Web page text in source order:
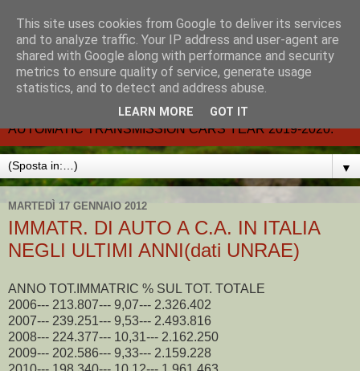
CARMATIC-®-All about
automatic cars.
Dal 2002- email.-marcvent@inwind.it.- NEW BOOK-
AUTOMATIC TRANSMISSION CARS YEAR 2019-2020.
▼
MARTEDÌ 17 GENNAIO 2012
IMMATR. DI AUTO A C.A. IN ITALIA
NEGLI ULTIMI ANNI(dati UNRAE)
ANNO TOT.IMMATRIC % SUL TOT. TOTALE
2006--- 213.807--- 9,07--- 2.326.402
2007--- 239.251--- 9,53--- 2.493.816
2008--- 224.377--- 10,31--- 2.162.250
2009--- 202.586--- 9,33--- 2.159.228
This site uses cookies from Google to deliver its services
and to analyze traffic. Your IP address and user-agent are
shared with Google along with performance and security
metrics to ensure quality of service, generate usage
statistics, and to detect and address abuse.
LEARN MORE GOT IT